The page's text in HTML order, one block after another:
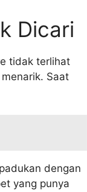
Dicari
tidak terlihat
Saat
dengan
yang punya